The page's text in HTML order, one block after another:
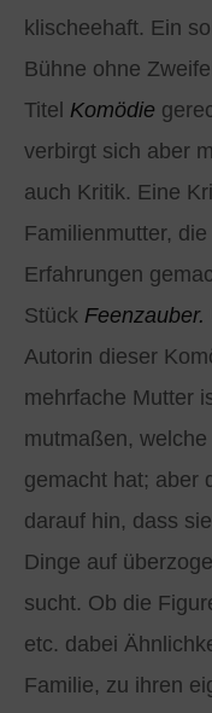
klischeehaft. Ein
Bühne ohne
Titel Komödie
verbirgt sich aber
auch Kritik. Eine
Familienmutter,
Erfahrungen
Stück Feenzauber.
Autorin dieser
mehrfache Mutter
mutmaßen,
gemacht hat; aber
darauf hin, dass
Dinge auf
sucht. Ob die
etc. dabei
Familie, zu ihren